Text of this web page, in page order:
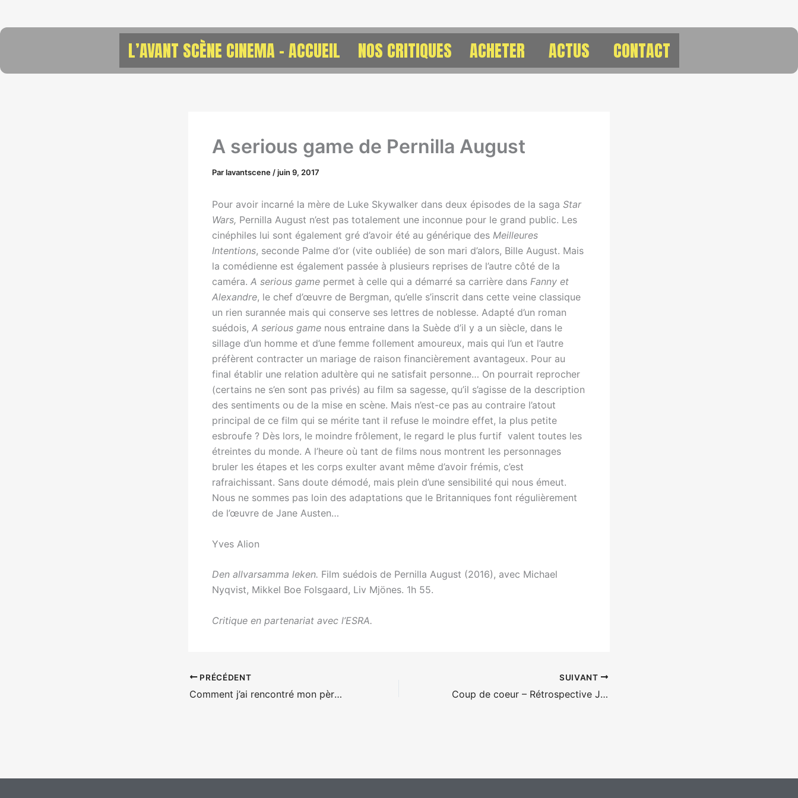
L’AVANT SCÈNE CINEMA – ACCUEIL NOS CRITIQUES ACHETER ACTUS CONTACT
A serious game de Pernilla August
Parlavantscene /juin 9, 2017
Pour avoir incarné la mère de Luke Skywalker dans deux épisodes de la saga Star
Wars, Pernilla August n’est pas totalement une inconnue pour le grand public. Les
cinéphiles lui sont également gré d’avoir été au générique des Meilleures
Intentions, seconde Palme d’or (vite oubliée) de son mari d’alors, Bille August. Mais
la comédienne est également passée à plusieurs reprises de l’autre côté de la
caméra. A serious game permet à celle qui a démarré sa carrière dans Fanny et
Alexandre, le chef d’œuvre de Bergman, qu’elle s’inscrit dans cette veine classique
un rien surannée mais qui conserve ses lettres de noblesse. Adapté d’un roman
suédois, A serious game nous entraine dans la Suède d’il y a un siècle, dans le
sillage d’un homme et d’une femme follement amoureux, mais qui l’un et l’autre
préfèrent contracter un mariage de raison financièrement avantageux. Pour au
final établir une relation adultère qui ne satisfait personne… On pourrait reprocher
(certains ne s’en sont pas privés) au film sa sagesse, qu’il s’agisse de la description
des sentiments ou de la mise en scène. Mais n’est-ce pas au contraire l’atout
principal de ce film qui se mérite tant il refuse le moindre effet, la plus petite
esbroufe ? Dès lors, le moindre frôlement, le regard le plus furtif valent toutes les
étreintes du monde. A l’heure où tant de films nous montrent les personnages
bruler les étapes et les corps exulter avant même d’avoir frémis, c’est
rafraichissant. Sans doute démodé, mais plein d’une sensibilité qui nous émeut.
Nous ne sommes pas loin des adaptations que le Britanniques font régulièrement
de l’œuvre de Jane Austen…
Yves Alion
Den allvarsamma leken. Film suédois de Pernilla August (2016), avec Michael
Nyqvist, Mikkel Boe Folsgaard, Liv Mjönes. 1h 55.
Critique en partenariat avec l’ESRA.
PRÉCÉDENT
Comment j’ai rencontré mon père de Maxime Motte
SUIVANT
Coup de coeur – Rétrospective Jean Rouch – Moi, un noir